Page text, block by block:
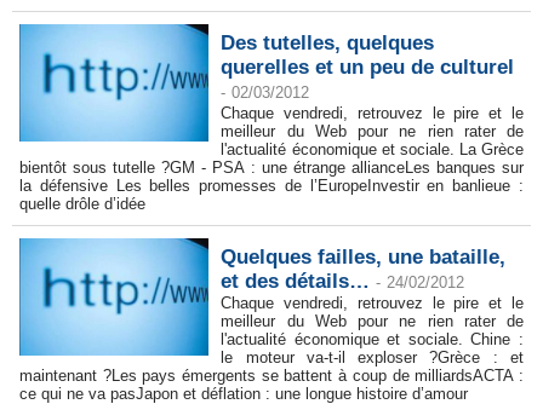
Des tutelles, quelques
querelles et un peu de culturel
- 02/03/2012
Chaque vendredi, retrouvez le pire et le
meilleur du Web pour ne rien rater de
l'actualité économique et sociale. La Grèce
bientôt sous tutelle ?GM - PSA : une étrange allianceLes banques sur
la défensive Les belles promesses de l’EuropeInvestir en banlieue :
quelle drôle d’idée
Quelques failles, une bataille,
et des détails… - 24/02/2012
Chaque vendredi, retrouvez le pire et le
meilleur du Web pour ne rien rater de
l'actualité économique et sociale. Chine :
le moteur va-t-il exploser ?Grèce : et
maintenant ?Les pays émergents se battent à coup de milliardsACTA :
ce qui ne va pasJapon et déflation : une longue histoire d’amour